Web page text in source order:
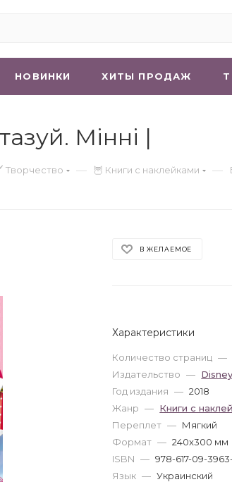
НОВИНКИ ХИТЫ ПРОДАЖ
Мінні |
Творчество — 🦉 Книги с наклейками —
В ЖЕЛАЕМОЕ
Характеристики
Количество страниц —
Издательство —
Год издания — 2018
Жанр — Книги с
Переплет — Мягкий
Формат — 240x300 мм
ISBN — 978-617-09-
Язык — Украинский